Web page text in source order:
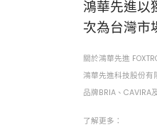
鴻華先進以
次為台灣市
關於鴻華先進
鴻華先進科技股份有
品牌BRIA、
了解更多：